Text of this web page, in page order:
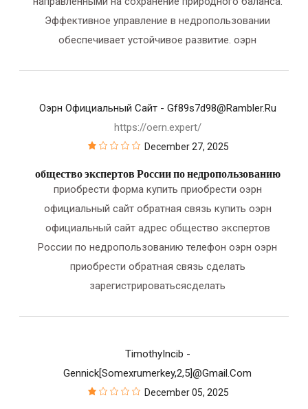
Эффективное управление в недропользовании
обеспечивает устойчивое развитие. оэрн
Оэрн Официальный Сайт - Gf89s7d98@rambler.ru
https://oern.expert/
December 27, 2025
общество экспертов России по недропользованию
приобрести форма купить приобрести оэрн
официальный сайт обратная связь купить оэрн
официальный сайт адрес общество экспертов
России по недропользованию телефон оэрн оэрн
приобрести обратная связь сделать
зарегистрироватьсясделать
TimothyIncib -
Gennick[somexrumerkey,2,5]@gmail.com
December 05, 2025